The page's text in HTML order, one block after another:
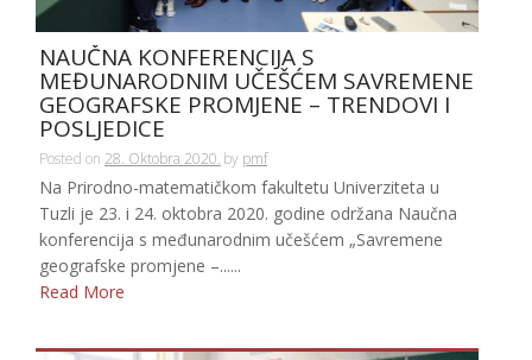
NAUČNA KONFERENCIJA S
MEĐUNARODNIM UČEŠĆEM SAVREMENE
GEOGRAFSKE PROMJENE – TRENDOVI I
POSLJEDICE
Posted on 28. Oktobra 2020. by pmf
Na Prirodno-matematičkom fakultetu Univerziteta u
Tuzli je 23. i 24. oktobra 2020. godine održana Naučna
konferencija s međunarodnim učešćem „Savremene
geografske promjene –......
Read More